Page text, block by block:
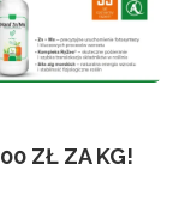
ZŁ ZA KG!